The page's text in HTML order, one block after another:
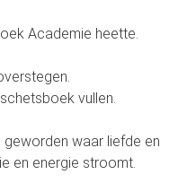
Academie heette.
vullen.
geworden waar liefde en
en energie stroomt.